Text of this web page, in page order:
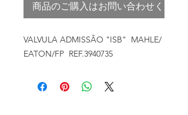
商品のご購入はお問い合わせください
VALVULA ADMISSÃO "ISB" MAHLE/
EATON/FP REF.3940735